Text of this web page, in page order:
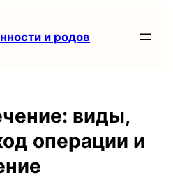
и родов
виды,
операции и